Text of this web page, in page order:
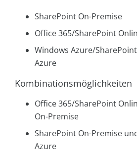
SharePoint On-Premise
Office 365/SharePoint
Windows Azure/
Azure
Kombinationsmöglichkeiten
Office 365/SharePoint
On-Premise
SharePoint On-Premise
Azure